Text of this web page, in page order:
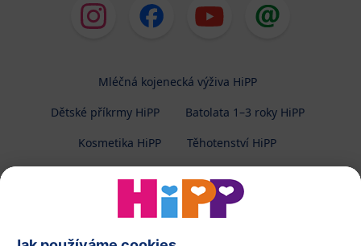
Mléčná kojenecká výživa HiPP
Dětské příkrmy HiPP
Batolata 1–3 roky HiPP
Kosmetika HiPP
Těhotenství HiPP
Ochrana osobních údajů